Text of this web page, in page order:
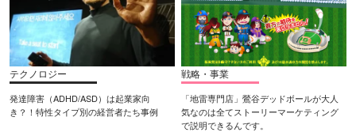
テクノロジー
発達障害（ADHD/ASD）は起業家向
き？！特性タイプ別の経営者たち事例
戦略・事業
「地雷専門店」鶯谷デッドボールが大人
気なのは全てストーリーマーケティング
で説明できるんです。